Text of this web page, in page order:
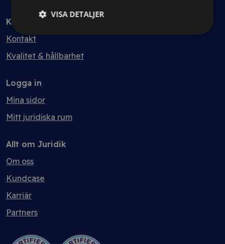
Kontakt
Kontakt
Kvalitet & hållbarhet
Logga in
Mina sidor
Mitt juridiska rum
Allt om Juridik
Om oss
Kundcase
Karriär
Partners
VISA DETALJER